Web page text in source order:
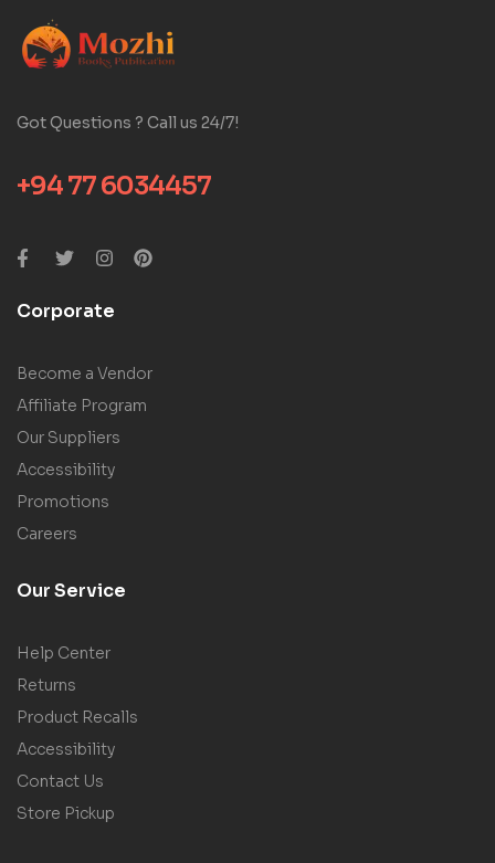
Got Questions ? Call us 24/7!
+94 77 6034457
Corporate
Become a Vendor
Affiliate Program
Our Suppliers
Accessibility
Promotions
Careers
Our Service
Help Center
Returns
Product Recalls
Accessibility
Contact Us
Store Pickup